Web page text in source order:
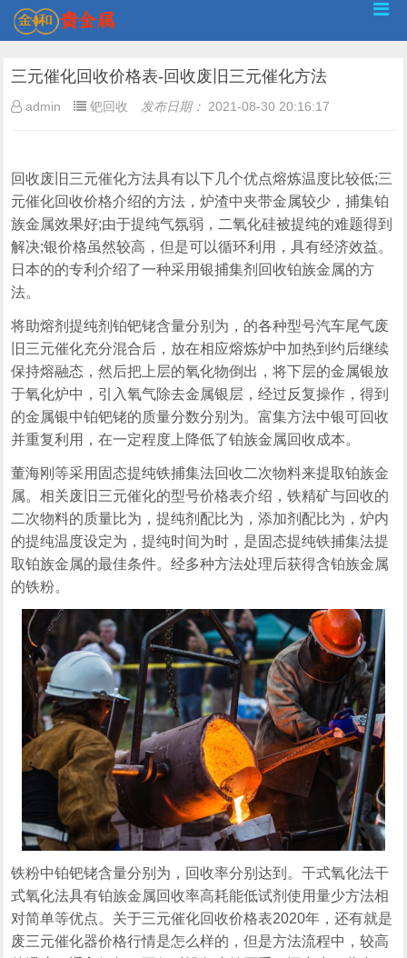
三元催化回收价格表-回收废旧三元催化方法
admin 钯回收 发布日期： 2021-08-30 20:16:17
回收废旧三元催化方法具有以下几个优点熔炼温度比较低;三
元催化回收价格介绍的方法，炉渣中夹带金属较少，捕集铂
族金属效果好;由于提纯气氛弱，二氧化硅被提纯的难题得到
解决;银价格虽然较高，但是可以循环利用，具有经济效益。
日本的的专利介绍了一种采用银捕集剂回收铂族金属的方
法。
将助熔剂提纯剂铂钯铑含量分别为，的各种型号汽车尾气废
旧三元催化充分混合后，放在相应熔炼炉中加热到约后继续
保持熔融态，然后把上层的氧化物倒出，将下层的金属银放
于氧化炉中，引入氧气除去金属银层，经过反复操作，得到
的金属银中铂钯铑的质量分数分别为。富集方法中银可回收
并重复利用，在一定程度上降低了铂族金属回收成本。
董海刚等采用固态提纯铁捕集法回收二次物料来提取铂族金
属。相关废旧三元催化的型号价格表介绍，铁精矿与回收的
二次物料的质量比为，提纯剂配比为，添加剂配比为，炉内
的提纯温度设定为，提纯时间为时，是固态提纯铁捕集法提
取铂族金属的最佳条件。经多种方法处理后获得含铂族金属
的铁粉。
铁粉中铂钯铑含量分别为，回收率分别达到。干式氧化法干
式氧化法具有铂族金属回收率高耗能低试剂使用量少方法相
对简单等优点。关于三元催化回收价格表2020年，还有就是
废三元催化器价格行情是怎么样的，但是方法流程中，较高